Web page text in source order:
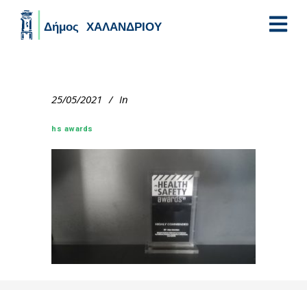
25/05/2021 In
hs awards